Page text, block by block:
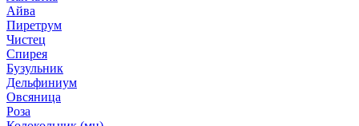
Айва
Пиретрум
Чистец
Спирея
Бузульник
Дельфиниум
Овсяница
Роза